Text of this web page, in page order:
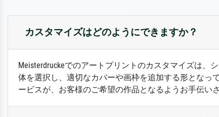
カスタマイズはどのようにできますか？
Meisterdruckeでのアートプリントのカスタマイズは
体を選択し、適切なカバーや画枠を追加する形となっ
ービスが、お客様のご希望の作品となるようお手伝い